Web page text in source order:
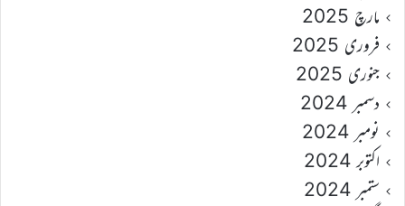
مارچ 2025
فروری 2025
جنوری 2025
دسمبر 2024
نومبر 2024
اکتوبر 2024
ستمبر 2024